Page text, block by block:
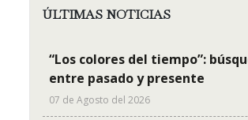
ÚLTIMAS NOTICIAS
“Los colores del tiempo”:
entre pasado y presente
07 de Agosto del 2026